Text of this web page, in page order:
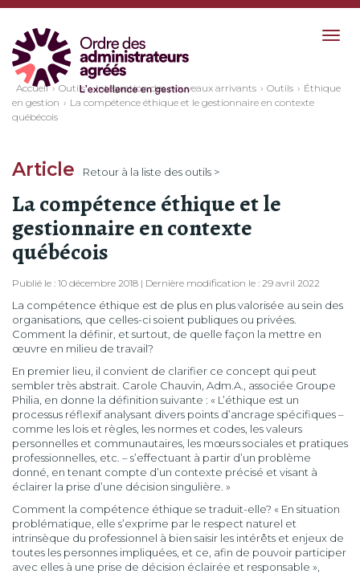
Accueil Outils Intégration des nouveaux arrivants Outils
Éthique
en gestion
La compétence éthique et le gestionnaire en contexte
québécois
Article Retour à la liste des outils >
La compétence éthique et le
gestionnaire en contexte
québécois
Publié le : 10 décembre 2018 | Dernière modification le : 29 avril 2022
La compétence éthique est de plus en plus valorisée au sein des
organisations, que celles-ci soient publiques ou privées.
Comment la définir, et surtout, de quelle façon la mettre en
œuvre en milieu de travail?
En premier lieu, il convient de clarifier ce concept qui peut
sembler très abstrait. Carole Chauvin, Adm.A., associée Groupe
Philia, en donne la définition suivante : « L’éthique est un
processus réflexif analysant divers points d’ancrage spécifiques –
comme les lois et règles, les normes et codes, les valeurs
personnelles et communautaires, les mœurs sociales et pratiques
professionnelles, etc. – s’effectuant à partir d’un problème
donné, en tenant compte d’un contexte précisé et visant à
éclairer la prise d’une décision singulière. »
Comment la compétence éthique se traduit-elle? « En situation
problématique, elle s’exprime par le respect naturel et
intrinsèque du professionnel à bien saisir les intérêts et enjeux de
toutes les personnes impliquées, et ce, afin de pouvoir participer
avec elles à une prise de décision éclairée et responsable »,